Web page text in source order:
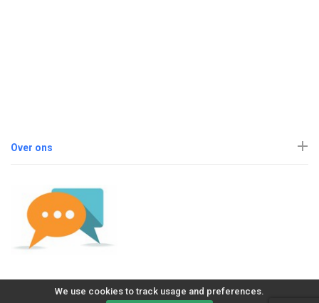
We use cookies to track usage and preferences.
Over ons